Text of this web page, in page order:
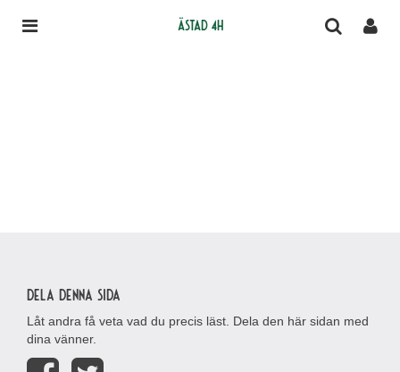
Ästad 4H
Dela denna sida
Låt andra få veta vad du precis läst. Dela den här sidan med
dina vänner.